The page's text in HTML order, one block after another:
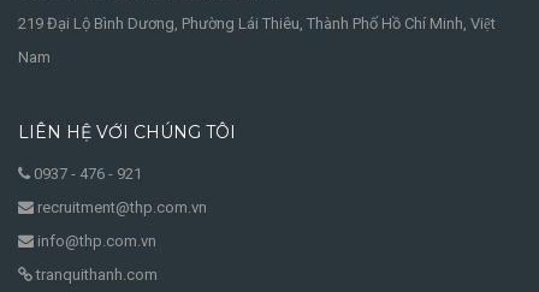
219 Đại Lộ Bình Dương, Phường Lái Thiêu, Thành Phố Hồ Chí Minh, Việt
Nam
LIÊN HỆ VỚI CHÚNG TÔI
0937 - 476 - 921
recruitment@thp.com.vn
info@thp.com.vn
tranquithanh.com